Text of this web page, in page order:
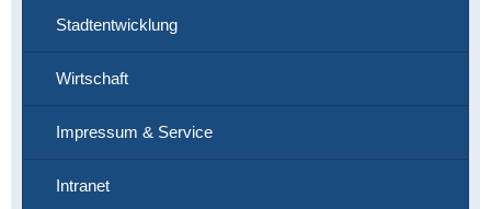
Stadtentwicklung
Wirtschaft
Impressum & Service
Intranet